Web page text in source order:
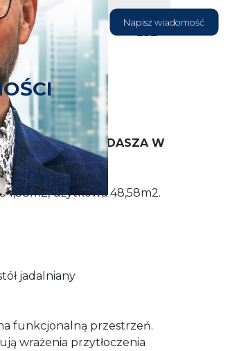
604 177
232
Napisz wiadomość
ADAPTACJA PODDASZA W
użytkowa 48,58m2.
jadalniany
funkcjonalną przestrzeń.
wrażenia przytłoczenia